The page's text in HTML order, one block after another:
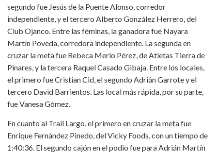
segundo fue Jesús de la Puente Alonso, corredor
independiente, y el tercero Alberto González Herrero, del
Club Ojanco. Entre las féminas, la ganadora fue Nayara
Martín Poveda, corredora independiente. La segunda en
cruzar la meta fue Rebeca Merlo Pérez, de Atletas Tierra de
Pinares, y la tercera Raquel Casado Gibaja. Entre los locales,
el primero fue Cristian Cid, el segundo Adrián Garrote y el
tercero David Barrientos. Las local más rápida, por su parte,
fue Vanesa Gómez.
En cuanto al Trail Largo, el primero en cruzar la meta fue
Enrique Fernández Pinedo, del Vicky Foods, con un tiempo de
1:40:36. El segundo cajón en el podio fue para Adrián Martín